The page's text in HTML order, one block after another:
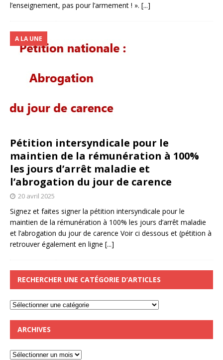
l’enseignement, pas pour l’armement ! ». [...]
Pétition intersyndicale pour le
maintien de la rémunération à 100%
les jours d’arrêt maladie et
l’abrogation du jour de carence
A LA UNE
20 avril 2025
Signez et faites signer la pétition intersyndicale pour le
maintien de la rémunération à 100% les jours d’arrêt maladie
et l’abrogation du jour de carence Voir ci dessous et (pétition à
retrouver également en ligne [...]
RECHERCHER UNE CATÉGORIE D’ARTICLES
ARCHIVES